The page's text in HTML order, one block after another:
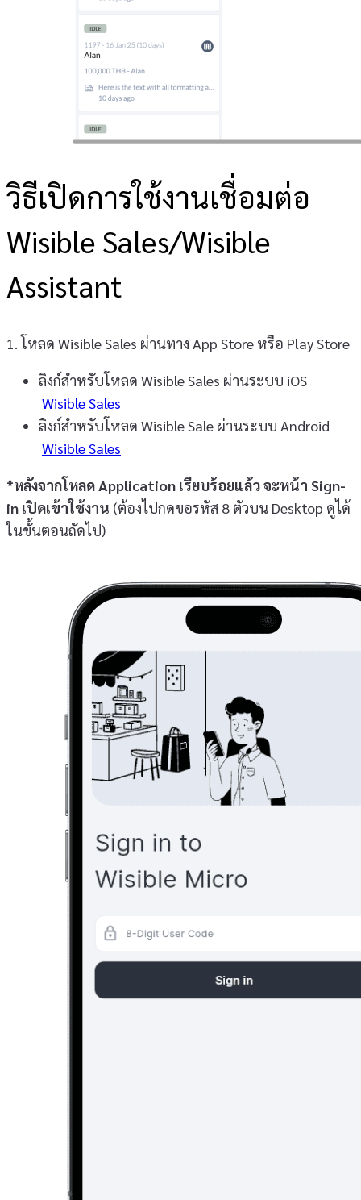
วิธีเปิดการใช้งานเชื่อมต่อ
Wisible Sales/Wisible
Assistant
1. โหลด Wisible Sales ผ่านทาง App Store หรือ Play Store
ลิงก์สำหรับโหลด Wisible Sales ผ่านระบบ iOS
Wisible Sales
ลิงก์สำหรับโหลด Wisible Sale ผ่านระบบ Android
Wisible Sales
*หลังจากโหลด Application เรียบร้อยแล้ว จะหน้า Sign-
in เปิดเข้าใช้งาน (ต้องไปกดขอรหัส 8 ตัวบน Desktop ดูได้
ในขั้นตอนถัดไป)